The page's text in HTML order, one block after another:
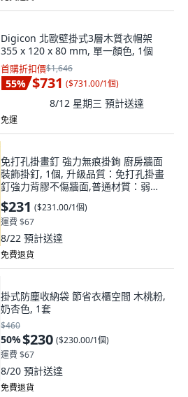
Digicon 北歐壁掛式3層木質衣帽架
355 x 120 x 80 mm, 單一顏色, 1個
首購折扣價$1,646
55% $731 ($731.00/1個)
8/12 星期三 預計送達
免運
免打孔掛畫釘 強力無痕掛鉤 廚房牆面
裝飾掛釘, 1個, 升級品質：免打孔掛畫
釘強力背膠不傷牆面,普通材質：弱承
重1個裝不傷牆面防脫落
$231 ($231.00/1個)
運費 $67
8/22 預計送達
免費退貨
掛式防塵收納袋 節省衣櫃空間 木桃粉,
奶杏色, 1套
$460
50%$230 ($230.00/1個)
運費 $67
8/20 預計送達
免費退貨